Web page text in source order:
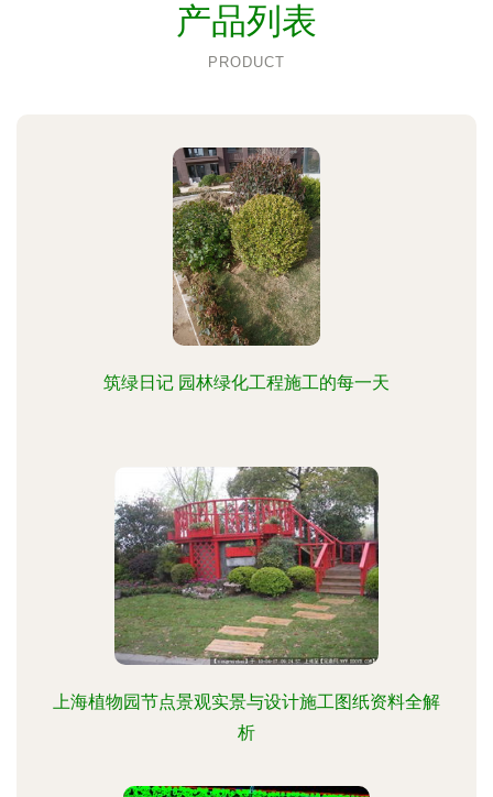
产品列表
PRODUCT
筑绿日记 园林绿化工程施工的每一天
上海植物园节点景观实景与设计施工图纸资料全解
析